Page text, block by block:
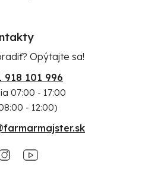
Opýtajte sa!
918 101 996
07:00 - 17:00
- 12:00)